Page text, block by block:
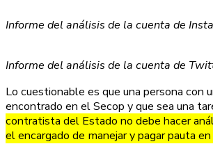
Informe del análisis de la cuenta de
Informe del análisis de la cuenta de
Lo cuestionable es que una persona
encontrado en el Secop y que sea una
contratista del Estado no debe hacer
el encargado de manejar y pagar pauta